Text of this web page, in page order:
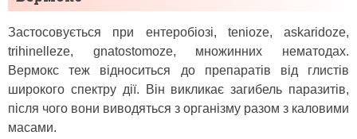
Застосовується при ентеробіозі, tenioze, askaridoze,
trihinelleze, gnatostomoze, множинних нематодах.
Вермокс теж відноситься до препаратів від глистів
широкого спектру дії. Він викликає загибель паразитів,
після чого вони виводяться з організму разом з каловими
масами.